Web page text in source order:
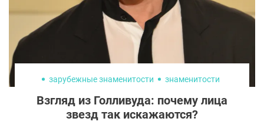
функционирующих тканей и органов, если
это возможно и безопасно для пациента.
зарубежные знаменитости знаменитости
Взгляд из Голливуда: почему лица
звезд так искажаются?